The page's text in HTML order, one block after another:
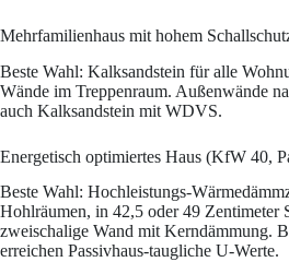
Mehrfamilienhaus mit hohem
Beste Wahl: Kalksandstein für alle
Wände im Treppenraum. Außenwände
auch Kalksandstein mit WDVS.
Energetisch optimiertes Haus (KfW 40,
Beste Wahl: Hochleistungs-
Hohlräumen, in 42,5 oder 49 Zentimeter
zweischalige Wand mit Kerndämmung.
erreichen Passivhaus-taugliche U-Werte.